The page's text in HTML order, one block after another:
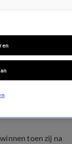
in
toen zij na